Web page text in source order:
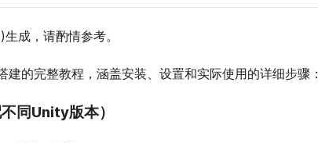
成，请酌情参考。
建的完整教程，涵盖安装、设置和实际使用的详细步骤：
同Unity版本）